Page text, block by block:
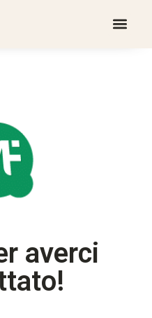
averci